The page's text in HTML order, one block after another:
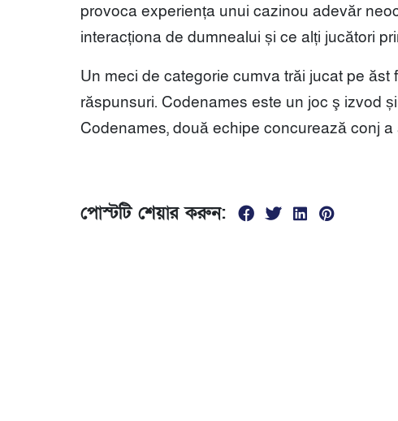
provoca experiența unui cazinou adevăr
interacționa de dumnealui și ce alți jucători
Un meci de categorie cumva trăi jucat pe
răspunsuri. Codenames este un joc ş izvod
Codenames, două echipe concurează conj
পোস্টটি শেয়ার করুন: